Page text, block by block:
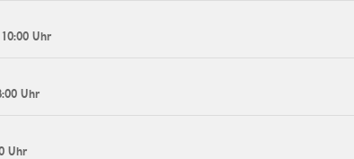
Uhr
Uhr
Uhr